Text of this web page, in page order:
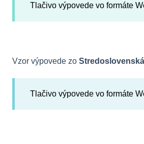
Tlačivo výpovede vo formáte
Vzor výpovede zo
Tlačivo výpovede vo formáte